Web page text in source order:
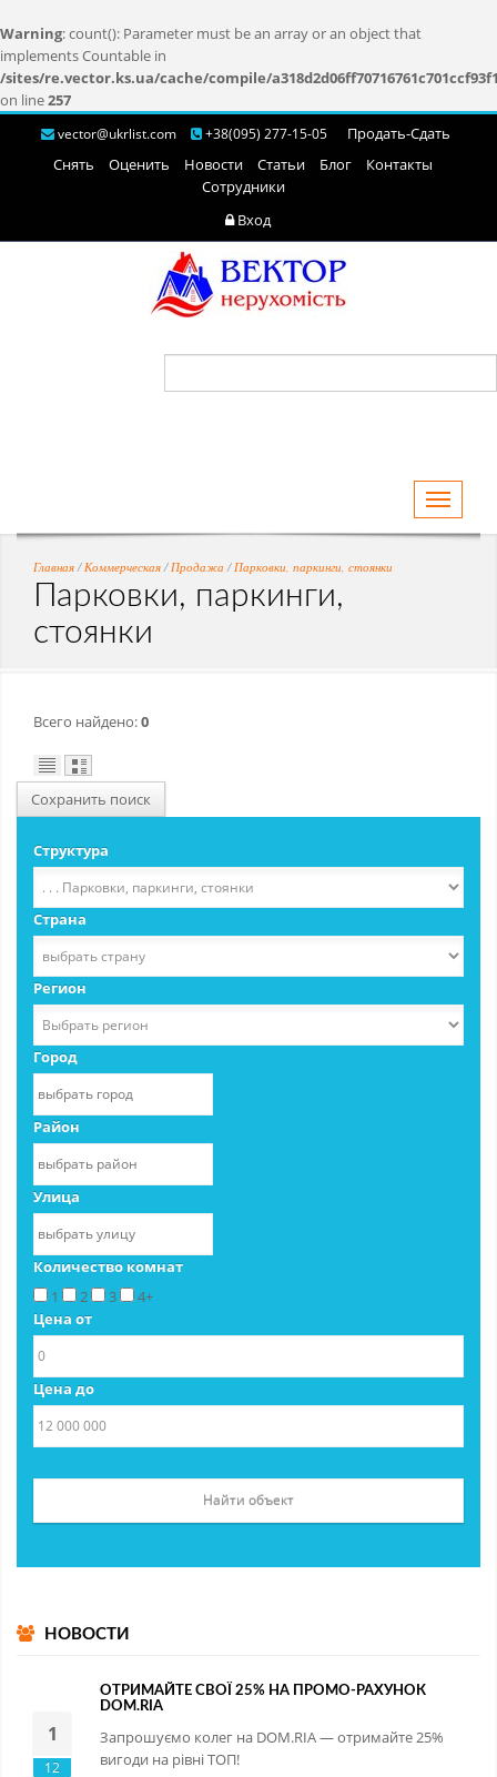
Warning: count(): Parameter must be an array or an object that
implements Countable in
/sites/re.vector.ks.ua/cache/compile/
on line257
vector@ukrlist.com +38(095) 277-15-05
Продать-Cдать
Снять
Оценить Новости Статьи Блог
Контакты
Сотрудники
Вход
Toggle
Главная / Коммерческая / Продажа / Парковки, паркинги, стоянки
Парковки, паркинги,
стоянки
Всего найдено:0
Сохранить поиск
Структура
Страна
Регион
Город
Район
Улица
Количество комнат
1
2 3
4+
Цена от
Цена до
НОВОСТИ
1
12
ОТРИМАЙТЕ СВОЇ 25% НА ПРОМО-РАХУНОК
DOM.RIA
Запрошуємо колег на DOM.RIA — отримайте 25%
вигоди на рівні ТОП!